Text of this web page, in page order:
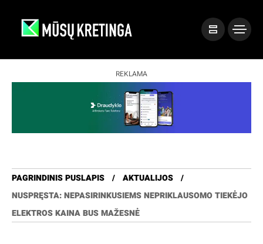
REKLAMA
PAGRINDINIS PUSLAPIS
AKTUALIJOS
NUSPRĘSTA: NEPASIRINKUSIEMS NEPRIKLAUSOMO TIEKĖJO
ELEKTROS KAINA BUS MAŽESNĖ